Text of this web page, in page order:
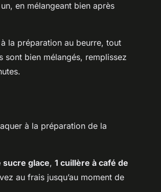
en mélangeant bien après
la préparation au beurre, tout
sont bien mélangés, remplissez
à la préparation de la
sucre glace, 1 cuillère à café de
au frais jusqu’au moment de